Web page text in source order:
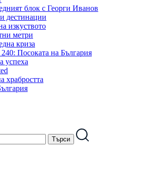
блок с Георги Иванов
дестинации
изкуството
метри
криза
Посоката на България
успеха
храбростта